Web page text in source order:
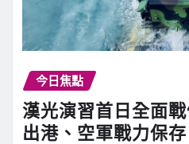
今日焦點
漢光演習首日全面
出港、空軍戰力保存